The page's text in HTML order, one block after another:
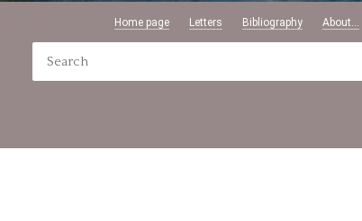
Home page Letters Bibliography About...